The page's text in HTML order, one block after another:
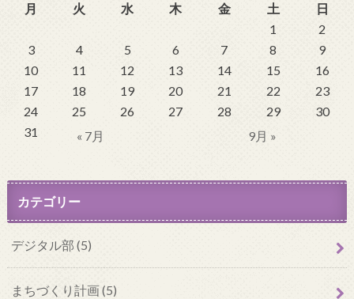
月
火 水 木 金 土
日
1
2
3
4 5 6 7 8
9
10
11 12 13 14 15
16
17
18 19 20 21 22
23
24
25 26 27 28 29
30
31
« 7月 9月 »
カテゴリー
デジタル部 (5)
まちづくり計画 (5)